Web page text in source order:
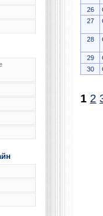
26
27
28
29
30
1 2